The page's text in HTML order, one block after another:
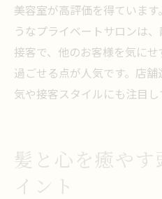
美容室が高評価を得ていま
うなプライベートサロンは
接客で、他のお客様を気に
過ごせる点が人気です。店
気や接客スタイルにも注目し
髪と心を癒や
イント